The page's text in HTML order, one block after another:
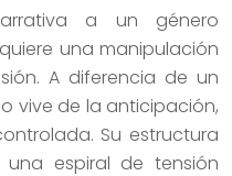
a un género
una manipulación
A diferencia de un
vive de la anticipación,
Su estructura
espiral de tensión